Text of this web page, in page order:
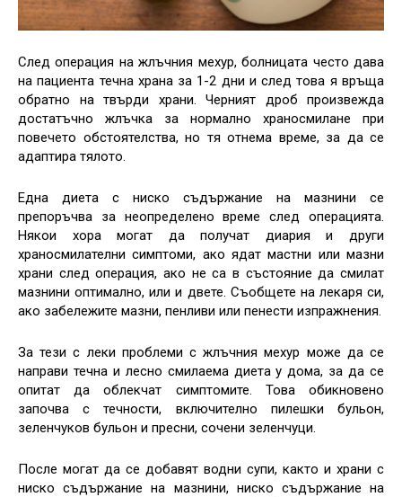
След операция на жлъчния мехур, болницата често дава
на пациента течна храна за 1-2 дни и след това я връща
обратно на твърди храни. Черният дроб произвежда
достатъчно жлъчка за нормално храносмилане при
повечето обстоятелства, но тя отнема време, за да се
адаптира тялото.
Една диета с ниско съдържание на мазнини се
препоръчва за неопределено време след операцията.
Някои хора могат да получат диария и други
храносмилателни симптоми, ако ядат мастни или мазни
храни след операция, ако не са в състояние да смилат
мазнини оптимално, или и двете. Съобщете на лекаря си,
ако забележите мазни, пенливи или пенести изпражнения.
За тези с леки проблеми с жлъчния мехур може да се
направи течна и лесно смилаема диета у дома, за да се
опитат да облекчат симптомите. Това обикновено
започва с течности, включително пилешки бульон,
зеленчуков бульон и пресни, сочени зеленчуци.
После могат да се добавят водни супи, както и храни с
ниско съдържание на мазнини, ниско съдържание на